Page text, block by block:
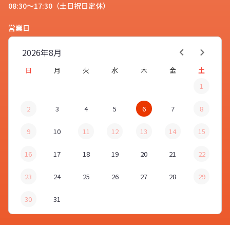
08:30～17:30（土日祝日定休）
営業日
8月
2026年
日 月 火 水 木 金
土
1
2 3 4 5 6 7 8
9 10 11 12 13 14 15
16 17 18 19 20 21 22
23 24 25 26 27 28 29
30 31